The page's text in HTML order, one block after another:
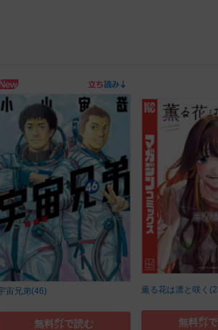
宙兄弟(46)
無料㌽で読む
薫る花は凛と咲く
無料㌽